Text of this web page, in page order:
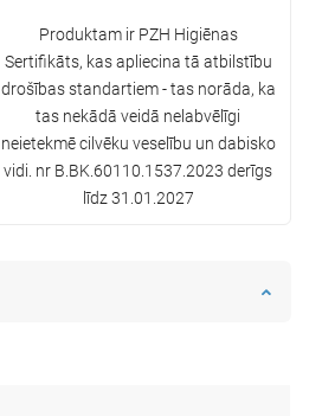
Produktam ir PZH Higiēnas
Sertifikāts, kas apliecina tā atbilstību
drošības standartiem - tas norāda, ka
tas nekādā veidā nelabvēlīgi
neietekmē cilvēku veselību un dabisko
vidi. nr B.BK.60110.1537.2023 derīgs
līdz 31.01.2027